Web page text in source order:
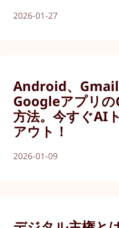
2026-01-27
Android、Gmail
Googleアプリ
方法。今すぐAI
アウト！
2026-01-09